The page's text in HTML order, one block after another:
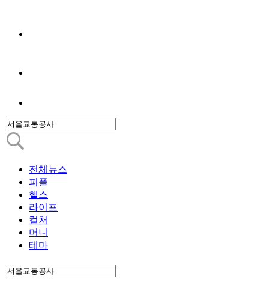
전체뉴스
피플
헬스
라이프
컬처
머니
테마